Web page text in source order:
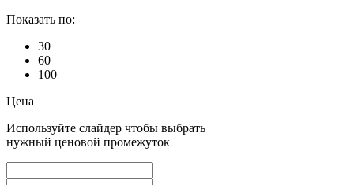
Показать по:
30
60
100
Цена
Используйте слайдер чтобы выбрать
нужный ценовой промежуток